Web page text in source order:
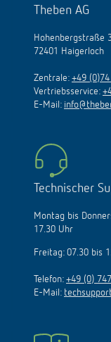
Theben AG
Hohenbergstraße
72401 Haigerloch
Zentrale: +49
Vertriebsservice:
E-Mail:
Technischer
Montag bis
17.30 Uhr
Freitag: 07.30 bis
Telefon: +49 (0)
E-Mail: